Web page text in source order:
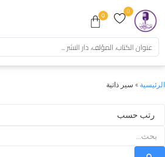
0
0
» سير ذاتية